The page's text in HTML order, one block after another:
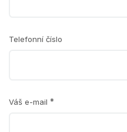
Telefonní číslo
Váš e-mail *